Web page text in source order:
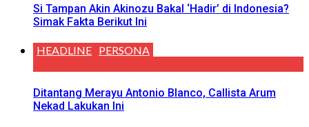
Si Tampan Akin Akinozu Bakal ‘Hadir’ di Indonesia?
Simak Fakta Berikut Ini
HEADLINE PERSONA
Ditantang Merayu Antonio Blanco, Callista Arum
Nekad Lakukan Ini